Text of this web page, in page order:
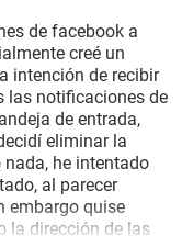
de facebook a
creé un
intención de recibir
las notificaciones de
de entrada,
eliminar la
he intentado
al parecer
embargo quise
la dirección de las